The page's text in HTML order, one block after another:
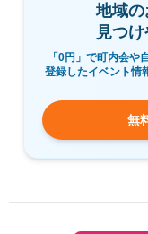
地域の
見つ
「0円」で町内会や
登録したイベント情
無